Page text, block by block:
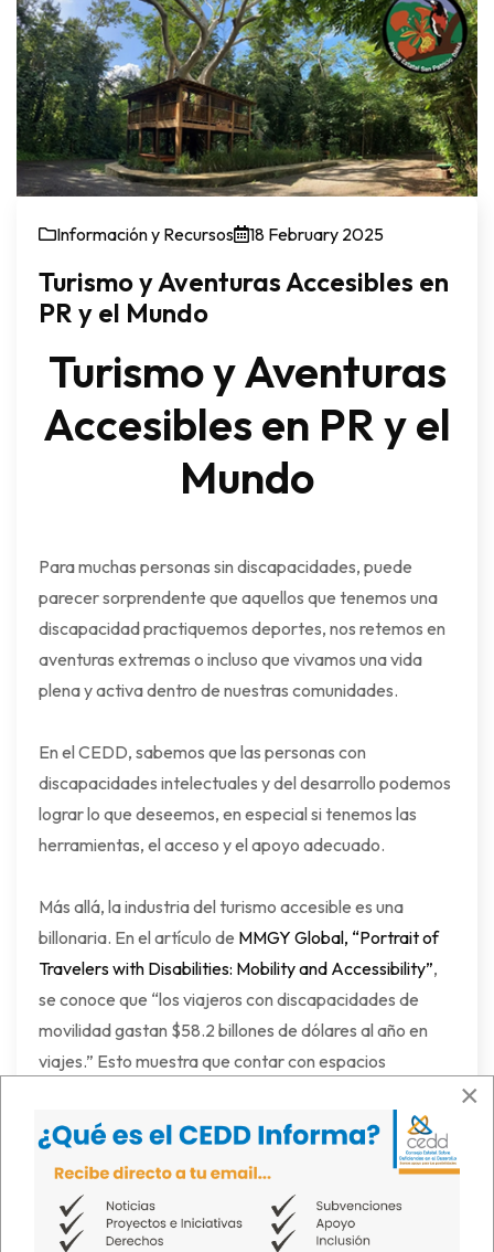
Turismo y Aventuras Accesibles en
PR y el Mundo
Información y Recursos 18 February 2025
Turismo y Aventuras
Accesibles en PR y el
Mundo
Para muchas personas sin discapacidades, puede
parecer sorprendente que aquellos que tenemos una
discapacidad practiquemos deportes, nos retemos en
aventuras extremas o incluso que vivamos una vida
plena y activa dentro de nuestras comunidades.
En el CEDD, sabemos que las personas con
discapacidades intelectuales y del desarrollo podemos
lograr lo que deseemos, en especial si tenemos las
herramientas, el acceso y el apoyo adecuado.
Más allá, la industria del turismo accesible es una
billonaria. En el artículo de MMGY Global, “Portrait of
Travelers with Disabilities: Mobility and Accessibility”,
se conoce que “los viajeros con discapacidades de
movilidad gastan $58.2 billones de dólares al año en
viajes.” Esto muestra que contar con espacios
que tiene un beneficio económico para la industria y el
país.
¿Quieres conocer qué destinos
×